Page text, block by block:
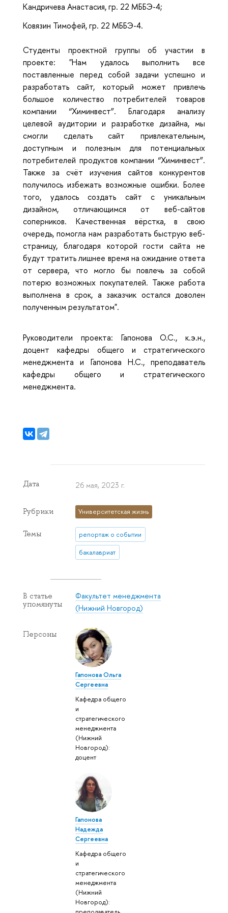
Кандричева Анастасия, гр. 22 МББЭ-4;
Ковязин Тимофей, гр. 22 МББЭ-4.
Студенты проектной группы об участии в
проекте: "Нам удалось выполнить все
поставленные перед собой задачи успешно и
разработать сайт, который может привлечь
большое количество потребителей товаров
компании “Химинвест”. Благодаря анализу
целевой аудитории и разработке дизайна, мы
смогли сделать сайт привлекательным,
доступным и полезным для потенциальных
потребителей продуктов компании “Химинвест”.
Также за счёт изучения сайтов конкурентов
получилось избежать возможные ошибки. Более
того, удалось создать сайт с уникальным
дизайном, отличающимся от веб-сайтов
соперников. Качественная вёрстка, в свою
очередь, помогла нам разработать быструю веб-
страницу, благодаря которой гости сайта не
будут тратить лишнее время на ожидание ответа
от сервера, что могло бы повлечь за собой
потерю возможных покупателей. Также работа
выполнена в срок, а заказчик остался доволен
полученным результатом".
Руководители проекта: Гапонова О.С., к.э.н.,
доцент кафедры общего и стратегического
менеджмента и Гапонова Н.С., преподаватель
кафедры общего и стратегического
менеджмента.
Дата 26 мая, 2023 г.
Рубрики Университетская жизнь
Темы репортаж о событии
бакалавриат
В статье
упомянуты
Факультет менеджмента
(Нижний Новгород)
Персоны
Гапонова Ольга
Сергеевна
Кафедра общего
и
стратегического
менеджмента
(Нижний
Новгород):
доцент
Гапонова
Надежда
Сергеевна
Кафедра общего
и
стратегического
менеджмента
(Нижний
Новгород):